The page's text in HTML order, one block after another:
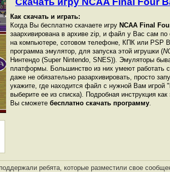
Как скачать и играть:
Когда Вы бесплатно скачаете игру NCAA Final
заархивирована в архиве zip, и файл у Вас сам по
на компьютере, сотовом телефоне, КПК или PSP
программа эмулятор, для запуска этой игрушки (
Нинтендо (Super Nintendo, SNES)). Эмуляторы
платформы. Большинство из них умеют работать
даже не обязательно разархивировать, просто
укажите, где находится файл с нужной Вам игрой "
выберите ее из списка). Подробная инструкция как
Вы сможете бесплатно скачать программу.
ребята, которые разместили свое